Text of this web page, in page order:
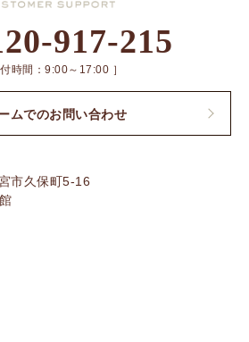
917-215
付時間：9:00～17:00 ］
ムでのお問い合わせ
市久保町5-16